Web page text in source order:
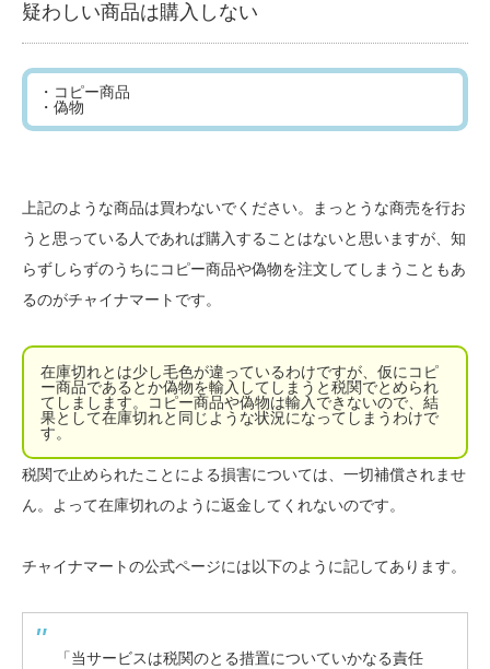
疑わしい商品は購入しない
・コピー商品
・偽物
上記のような商品は買わないでください。まっとうな商売を行お
うと思っている人であれば購入することはないと思いますが、知
らずしらずのうちにコピー商品や偽物を注文してしまうこともあ
るのがチャイナマートです。
在庫切れとは少し毛色が違っているわけですが、仮にコピ
ー商品であるとか偽物を輸入してしまうと税関でとめられ
てしまします。コピー商品や偽物は輸入できないので、結
果として在庫切れと同じような状況になってしまうわけで
す。
税関で止められたことによる損害については、一切補償されませ
ん。よって在庫切れのように返金してくれないのです。
チャイナマートの公式ページには以下のように記してあります。
「当サービスは税関のとる措置についていかなる責任